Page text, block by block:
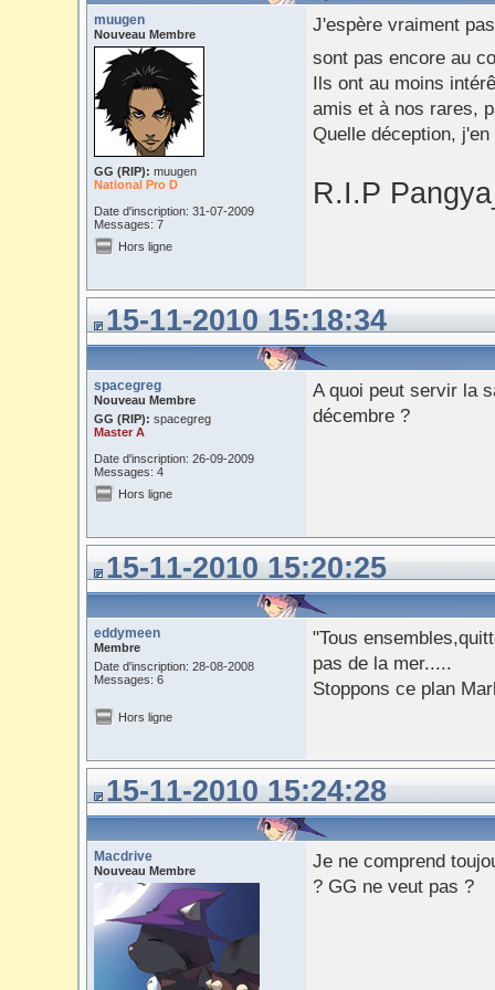
muugen
Nouveau Membre
GG (RIP): muugen
National Pro D
Date d'inscription: 31-07-2009
Messages: 7
J'espère vraiment
sont pas encore au
Ils ont au moins
amis et à nos rares,
Quelle déception,
R.I.P
Hors ligne
15-11-2010 15:18:34
spacegreg
Nouveau Membre
GG (RIP): spacegreg
Master A
Date d'inscription: 26-09-2009
Messages: 4
A quoi peut servir la
décembre ?
Hors ligne
15-11-2010 15:20:25
eddymeen
Membre
Date d'inscription: 28-08-2008
Messages: 6
"Tous
pas de la mer.....
Stoppons ce plan
Hors ligne
15-11-2010 15:24:28
Macdrive
Nouveau Membre
Je ne comprend
? GG ne veut pas ?